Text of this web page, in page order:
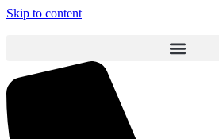
Skip to content